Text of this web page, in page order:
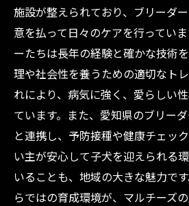
施設が整えられており、ブリーダ
意を払って日々のケアを行ってい
ーたちは長年の経験と確かな技術
理や社会性を養うための適切なト
れにより、病気に強く、愛らしい
ています。また、愛知県のブリー
と連携し、予防接種や健康チェッ
い主が安心して子犬を迎えられる
いることも、地域の大きな魅力で
らではの育成環境が、マルチーズ